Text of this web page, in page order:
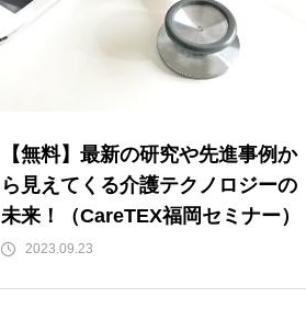
【無料】最新の研究や先進事例か
ら見えてくる介護テクノロジーの
未来！（CareTEX福岡セミナー）
2023.09.23